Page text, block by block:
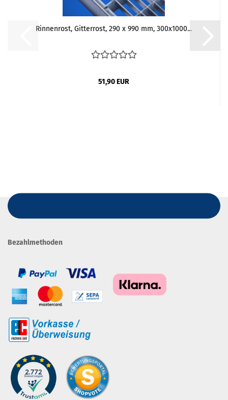
Rinnenrost, Gitterrost, 290 x 990 mm, 300x1000...
51,90 EUR
Bezahlmethoden